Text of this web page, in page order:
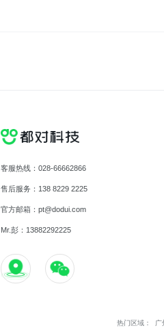
客服热线：028-66662866
售后服务：138 8229 2225
官方邮箱：pt@dodui.com
Mr.彭：13882292225
热门区域： 广